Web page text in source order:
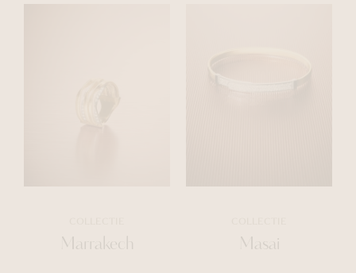
Marrakech Masai